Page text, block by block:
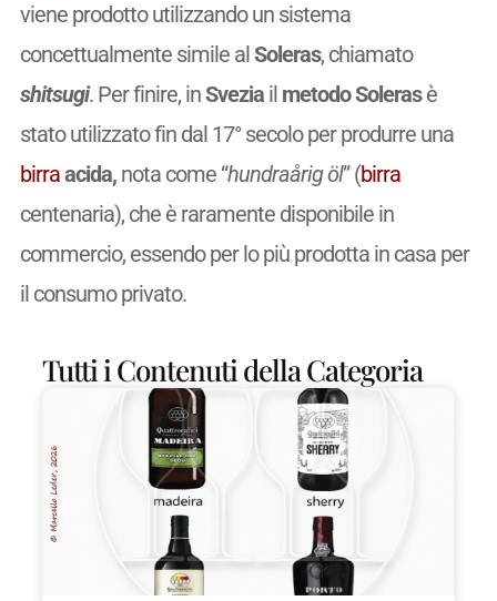
viene prodotto utilizzando un sistema
concettualmente simile alSoleras, chiamato
shitsugi. Per finire, inSveziail metodo Solerasè
stato utilizzato fin dal 17° secolo per produrre una
birraacida,nota come “hundraårig öl” (birra
centenaria), che è raramente disponibile in
commercio, essendo per lo più prodotta in casa per
il consumo privato.
Tutti i Contenuti della Categoria